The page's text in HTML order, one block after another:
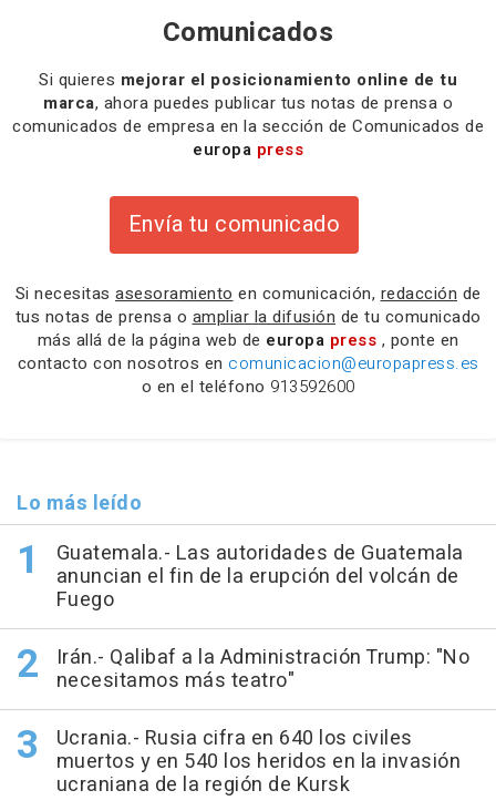
Comunicados
Si quieres mejorar el posicionamiento online de tu
marca, ahora puedes publicar tus notas de prensa o
comunicados de empresa en la sección de Comunicados de
europa press
Envía tu comunicado
Si necesitas asesoramiento en comunicación, redacción de
tus notas de prensa o ampliar la difusión de tu comunicado
más allá de la página web de europa press , ponte en
contacto con nosotros en comunicacion@europapress.es
o en el teléfono 913592600
Lo más leído
Guatemala.- Las autoridades de Guatemala
anuncian el fin de la erupción del volcán de
Fuego
Irán.- Qalibaf a la Administración Trump: "No
necesitamos más teatro"
Ucrania.- Rusia cifra en 640 los civiles
muertos y en 540 los heridos en la invasión
ucraniana de la región de Kursk